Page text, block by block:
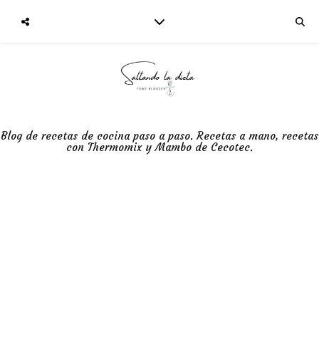
Blog de recetas de cocina paso a paso. Recetas a mano, recetas
con Thermomix y Mambo de Cecotec.